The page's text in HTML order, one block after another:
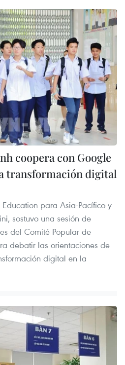
coopera con Google
transformación digital
para Asia-Pacífico y
sostuvo una sesión de
del Comité Popular de
debatir las orientaciones de
digital en la